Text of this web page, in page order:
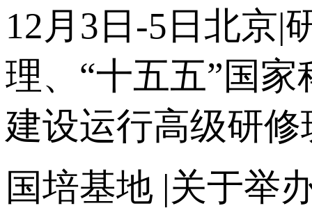
12月3日-5日北京|
理、“十五五”国
建设运行高级研修
国培基地 |关于举